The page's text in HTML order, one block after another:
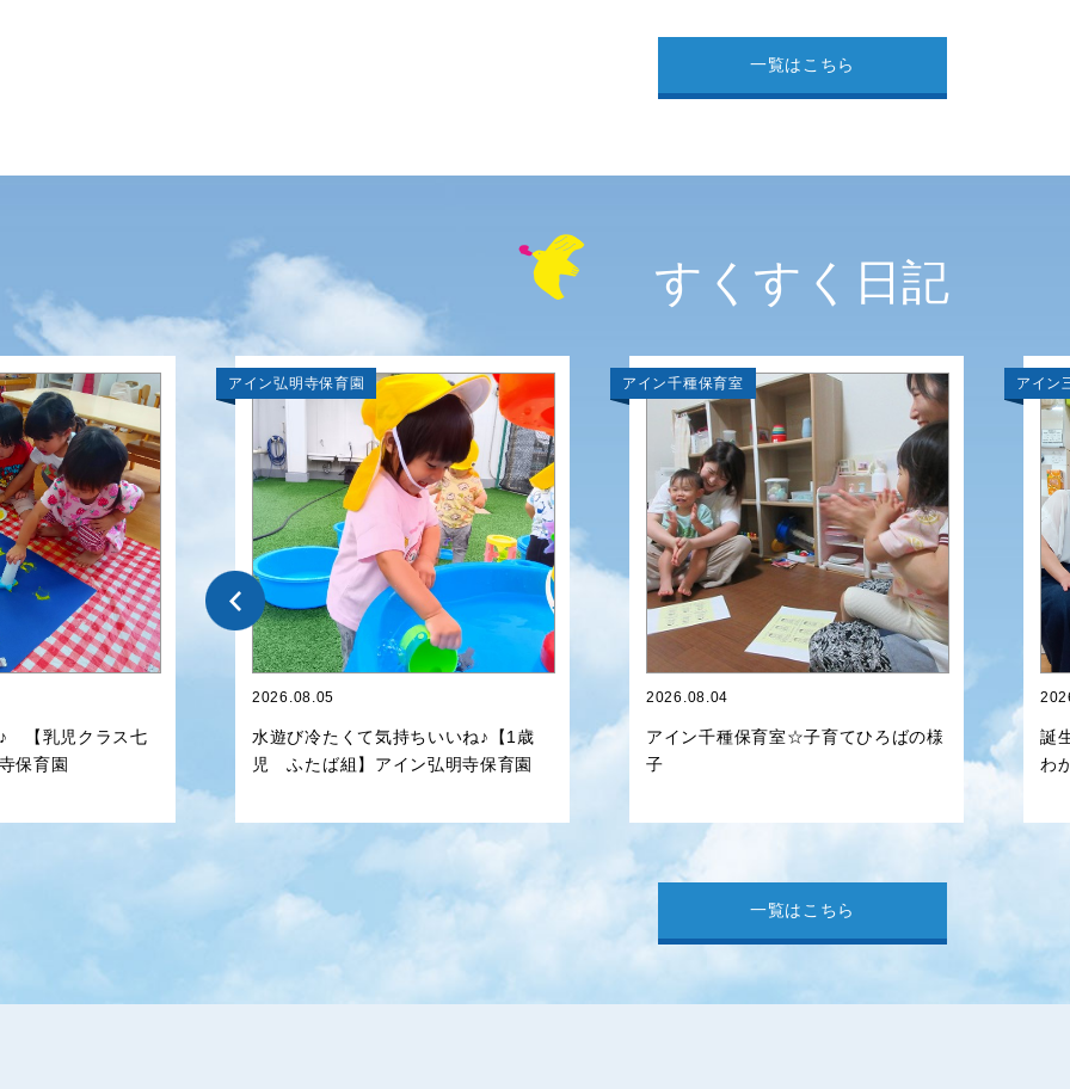
一覧はこちら
すくすく日記
【乳児クラス七
保育園
アイン弘明寺保育園
2026.08.05
水遊び冷たくて気持ちいいね♪【1歳
児 ふたば組】アイン弘明寺保育園
アイン千種保育室
2026.08.04
アイン千種保育室☆子育てひろばの様
子
アイン
誕
わ
一覧はこちら